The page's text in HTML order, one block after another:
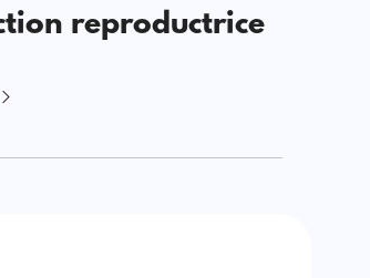
reproductrice